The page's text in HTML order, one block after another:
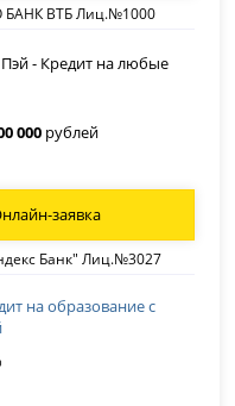
БАНК ВТБ Лиц.№1000
- Кредит на любые
000 рублей
Банк" Лиц.№3027
заявка
на образование с